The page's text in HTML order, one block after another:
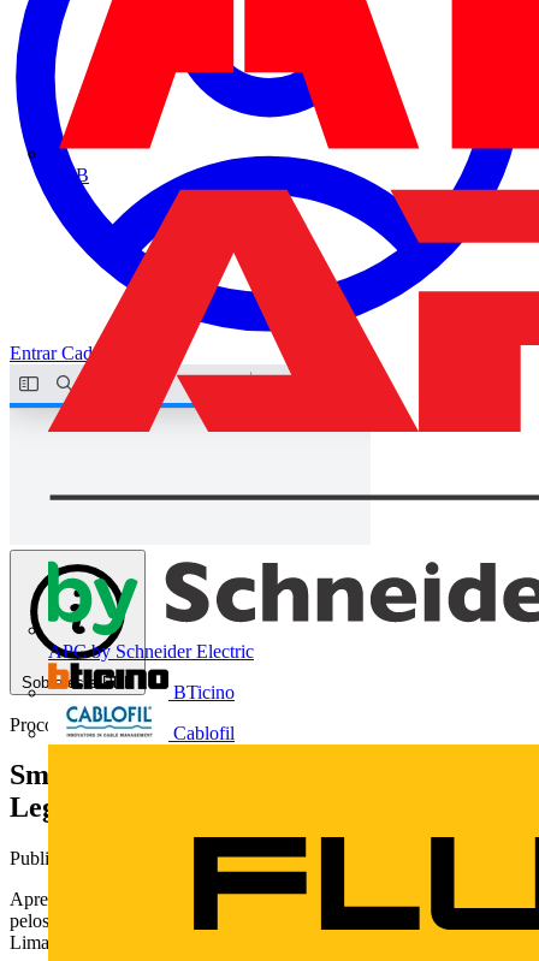
ABB
APC by Schneider Electric
BTicino
Cablofil
EntrarCadastrar
Sobre este PDF
Procobre
Smart grids e energia solar fotovoltaica:
Legislação e mecanismos de incentivo
Publicado: 18 de abril de 2018· Categoria: Technical Papers
Apresentação realizada durante o webinar do Leonardo Energy
pelos Prof. Dr. Gilberto M. Jannuzzi e Dr. Carlos Alberto Fróes
Lima.